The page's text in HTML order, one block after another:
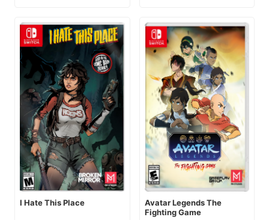
I Hate This Place
Avatar Legends The
Fighting Game